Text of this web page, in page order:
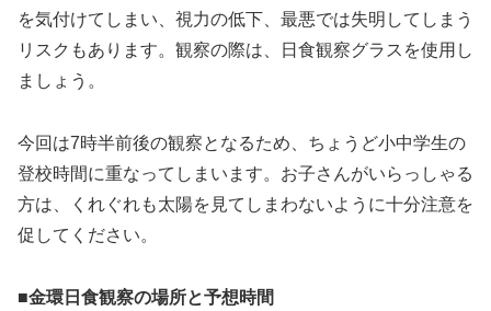
を気付けてしまい、視力の低下、最悪では失明してしまう
リスクもあります。観察の際は、日食観察グラスを使用し
ましょう。
今回は7時半前後の観察となるため、ちょうど小中学生の
登校時間に重なってしまいます。お子さんがいらっしゃる
方は、くれぐれも太陽を見てしまわないように十分注意を
促してください。
■金環日食観察の場所と予想時間